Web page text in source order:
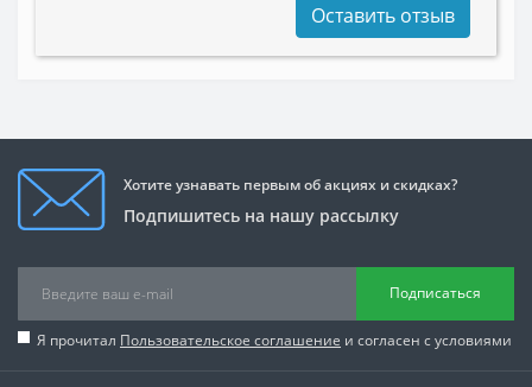
Оставить отзыв
Хотите узнавать первым об акциях и скидках?
Подпишитесь на нашу рассылку
Подписаться
Я прочитал Пользовательское соглашение и согласен с условиями